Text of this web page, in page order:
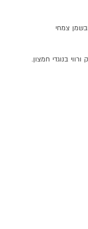
צמחי
ורווי בנוגדי חמצון.